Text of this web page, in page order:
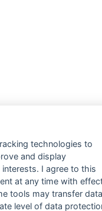
technologies to
and display
I agree to this
at any time with
tools may transfer
level of data